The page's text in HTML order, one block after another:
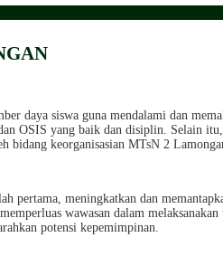
siswa guna mendalami dan
OSIS yang baik dan disiplin. Selain
keorganisasian MTsN 2
meningkatkan dan
wawasan dalam
potensi kepemimpinan.